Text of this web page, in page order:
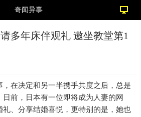
奇闻异事
多年床伴观礼 邀坐教堂第1
，在决定和另一半携手共度之后，总是
前，日本有一位即将成为人妻的网
、分享结婚喜悦，更特别的是，她也